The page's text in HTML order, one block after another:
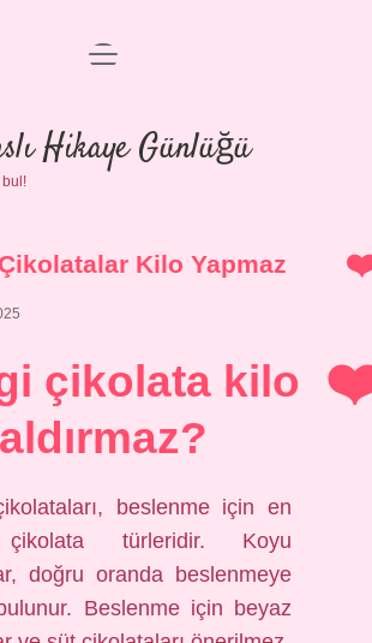
Anasayfa
Gizlilik Politikası
menüyü
Hikaye Günlüğü
Kilo Yapmaz
çikolata kilo
aldırmaz?
beslenme için en
türleridir. Koyu
doğru oranda beslenmeye
Beslenme için beyaz